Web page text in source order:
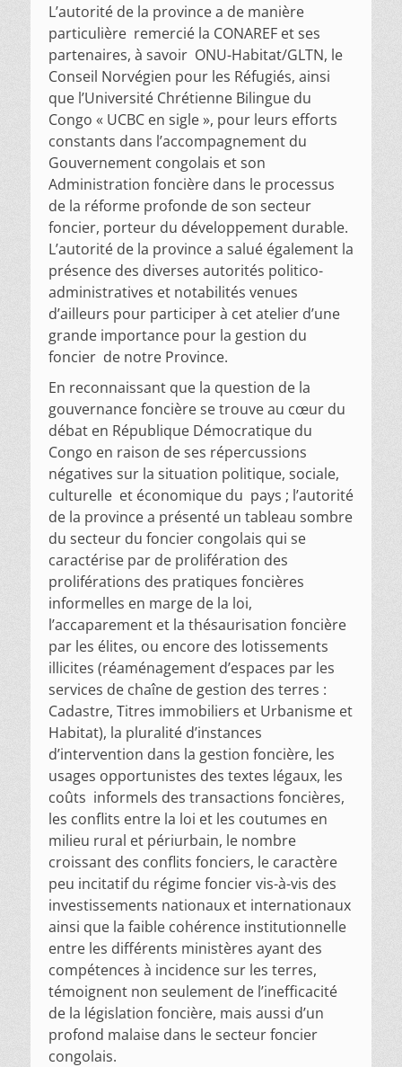
L’autorité de la province a de manière
particulière remercié la CONAREF et ses
partenaires, à savoir ONU-Habitat/GLTN, le
Conseil Norvégien pour les Réfugiés, ainsi
que l’Université Chrétienne Bilingue du
Congo « UCBC en sigle », pour leurs efforts
constants dans l’accompagnement du
Gouvernement congolais et son
Administration foncière dans le processus
de la réforme profonde de son secteur
foncier, porteur du développement durable.
L’autorité de la province a salué également la
présence des diverses autorités politico-
administratives et notabilités venues
d’ailleurs pour participer à cet atelier d’une
grande importance pour la gestion du
foncier de notre Province.
En reconnaissant que la question de la
gouvernance foncière se trouve au cœur du
débat en République Démocratique du
Congo en raison de ses répercussions
négatives sur la situation politique, sociale,
culturelle et économique du pays ; l’autorité
de la province a présenté un tableau sombre
du secteur du foncier congolais qui se
caractérise par de prolifération des
proliférations des pratiques foncières
informelles en marge de la loi,
l’accaparement et la thésaurisation foncière
par les élites, ou encore des lotissements
illicites (réaménagement d’espaces par les
services de chaîne de gestion des terres :
Cadastre, Titres immobiliers et Urbanisme et
Habitat), la pluralité d’instances
d’intervention dans la gestion foncière, les
usages opportunistes des textes légaux, les
coûts informels des transactions foncières,
les conflits entre la loi et les coutumes en
milieu rural et périurbain, le nombre
croissant des conflits fonciers, le caractère
peu incitatif du régime foncier vis-à-vis des
investissements nationaux et internationaux
ainsi que la faible cohérence institutionnelle
entre les différents ministères ayant des
compétences à incidence sur les terres,
témoignent non seulement de l’inefficacité
de la législation foncière, mais aussi d’un
profond malaise dans le secteur foncier
congolais.